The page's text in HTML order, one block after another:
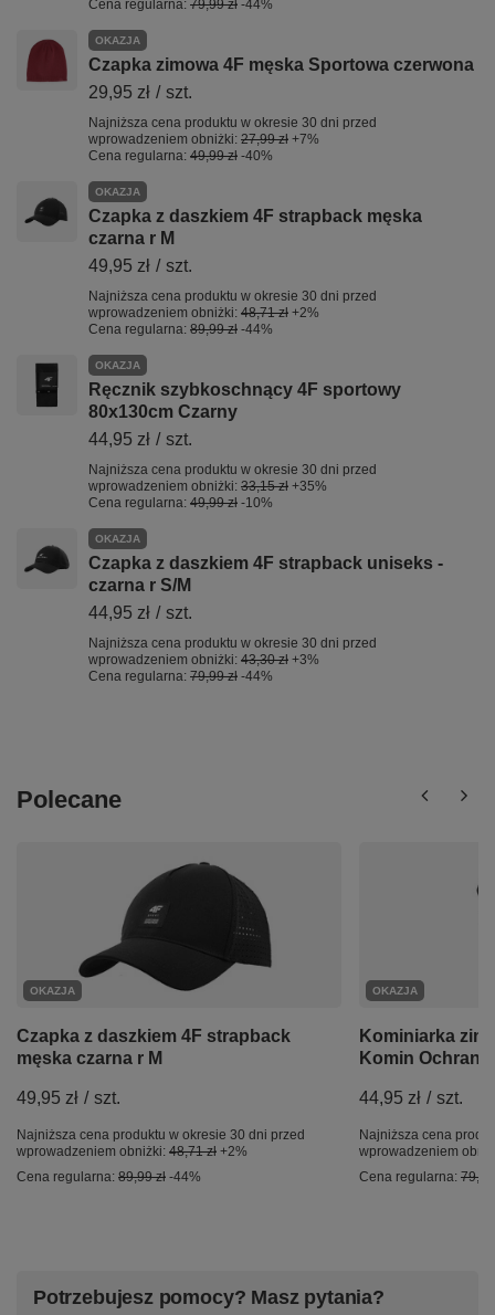
Cena regularna: 79,99 zł -44%
OKAZJA
Czapka zimowa 4F męska Sportowa czerwona
29,95 zł / szt.
Najniższa cena produktu w okresie 30 dni przed
wprowadzeniem obniżki: 27,99 zł +7%
Cena regularna: 49,99 zł -40%
OKAZJA
Czapka z daszkiem 4F strapback męska
czarna r M
49,95 zł / szt.
Najniższa cena produktu w okresie 30 dni przed
wprowadzeniem obniżki: 48,71 zł +2%
Cena regularna: 89,99 zł -44%
OKAZJA
Ręcznik szybkoschnący 4F sportowy
80x130cm Czarny
44,95 zł / szt.
Najniższa cena produktu w okresie 30 dni przed
wprowadzeniem obniżki: 33,15 zł +35%
Cena regularna: 49,99 zł -10%
OKAZJA
Czapka z daszkiem 4F strapback uniseks -
czarna r S/M
44,95 zł / szt.
Najniższa cena produktu w okresie 30 dni przed
wprowadzeniem obniżki: 43,30 zł +3%
Cena regularna: 79,99 zł -44%
Polecane
OKAZJA
Czapka z daszkiem 4F strapback
męska czarna r M
49,95 zł / szt.
Najniższa cena produktu w okresie 30 dni przed
wprowadzeniem obniżki: 48,71 zł +2%
Cena regularna: 89,99 zł -44%
OKAZJA
Kominiarka
Komin
44,95 zł / szt.
Najniższa cena
wprowadzeniem
Cena regularna: 79,99
Potrzebujesz pomocy? Masz pytania?